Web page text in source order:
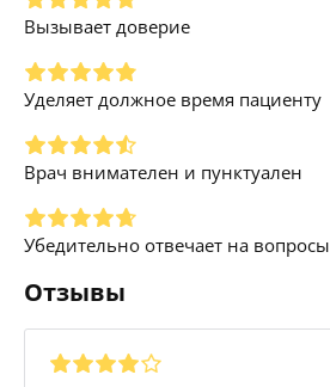
Вызывает доверие
Уделяет должное время пациенту
Врач внимателен и пунктуален
Убедительно отвечает на вопросы
Отзывы